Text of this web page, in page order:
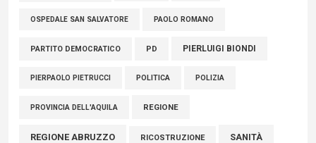
OSPEDALE SAN SALVATORE PAOLO ROMANO
PARTITO DEMOCRATICO PD PIERLUIGI BIONDI
PIERPAOLO PIETRUCCI POLITICA POLIZIA
PROVINCIA DELL'AQUILA REGIONE
REGIONE ABRUZZO RICOSTRUZIONE SANITÀ